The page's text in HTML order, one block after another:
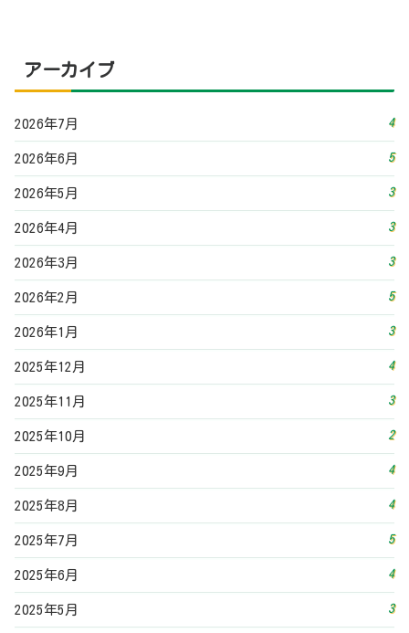
アーカイブ
2026年7月 4
2026年6月 5
2026年5月 3
2026年4月 3
2026年3月 3
2026年2月 5
2026年1月 3
2025年12月 4
2025年11月 3
2025年10月 2
2025年9月 4
2025年8月 4
2025年7月 5
2025年6月 4
2025年5月 3